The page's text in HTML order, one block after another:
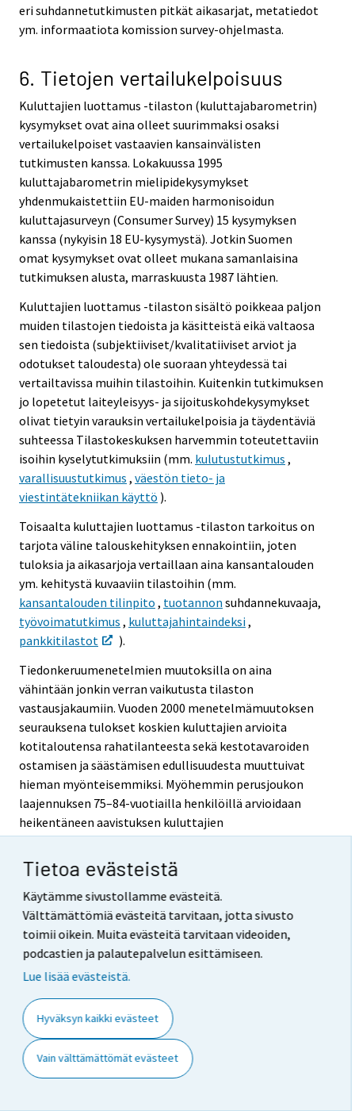
Tietoa evästeistä
Käytämme sivustollamme evästeitä.
Välttämättömiä evästeitä tarvitaan, jotta sivusto
toimii oikein. Muita evästeitä tarvitaan videoiden,
podcastien ja palautepalvelun esittämiseen.
Lue lisää evästeistä.
Hyväksyn kaikki evästeet
Vain välttämättömät evästeet
eri suhdannetutkimusten pitkät aikasarjat, metatiedot
ym. informaatiota komission survey-ohjelmasta.
6. Tietojen vertailukelpoisuus
Kuluttajien luottamus -tilaston (kuluttajabarometrin)
kysymykset ovat aina olleet suurimmaksi osaksi
vertailukelpoiset vastaavien kansainvälisten
tutkimusten kanssa. Lokakuussa 1995
kuluttajabarometrin mielipidekysymykset
yhdenmukaistettiin EU-maiden harmonisoidun
kuluttajasurveyn (Consumer Survey) 15 kysymyksen
kanssa (nykyisin 18 EU-kysymystä). Jotkin Suomen
omat kysymykset ovat olleet mukana samanlaisina
tutkimuksen alusta, marraskuusta 1987 lähtien.
Kuluttajien luottamus -tilaston sisältö poikkeaa paljon
muiden tilastojen tiedoista ja käsitteistä eikä valtaosa
sen tiedoista (subjektiiviset/kvalitatiiviset arviot ja
odotukset taloudesta) ole suoraan yhteydessä tai
vertailtavissa muihin tilastoihin. Kuitenkin tutkimuksen
jo lopetetut laiteyleisyys- ja sijoituskohdekysymykset
olivat tietyin varauksin vertailukelpoisia ja täydentäviä
suhteessa Tilastokeskuksen harvemmin toteutettaviin
isoihin kyselytutkimuksiin (mm. kulutustutkimus ,
varallisuustutkimus , väestön tieto- ja
viestintätekniikan käyttö ).
Toisaalta kuluttajien luottamus -tilaston tarkoitus on
tarjota väline talouskehityksen ennakointiin, joten
tuloksia ja aikasarjoja vertaillaan aina kansantalouden
ym. kehitystä kuvaaviin tilastoihin (mm.
kansantalouden tilinpito , tuotannon suhdannekuvaaja,
työvoimatutkimus , kuluttajahintaindeksi,
pankkitilastot
).
Tiedonkeruumenetelmien muutoksilla on aina
vähintään jonkin verran vaikutusta tilaston
vastausjakaumiin. Vuoden 2000 menetelmämuutoksen
seurauksena tulokset koskien kuluttajien arvioita
kotitaloutensa rahatilanteesta sekä kestotavaroiden
ostamisen ja säästämisen edullisuudesta muuttuivat
hieman myönteisemmiksi. Myöhemmin perusjoukon
laajennuksen 75–84-vuotiailla henkilöillä arvioidaan
heikentäneen aavistuksen kuluttajien
luottamusindikaattorin arvoa tammikuusta 2012
alkaen.
Merkittävin muutos kuluttajien luottamus -tilaston
menetelmissä tapahtui toukokuussa 2019. Tällöin
siirryttiin ns. yhdistelmätiedonkeruuseen (itse
täytettävä verkkolomake ja puhelinhaastattelut) ja
paneeliasetelmaan. Lisäksi perusjoukkoa supistettiin
18–74-vuotiaisiin, painotusta uudistettiin, tietosisältöä
kevennettiin huomattavasti ja kaikista kysymyksistä
tehtiin henkilökohtaisia eli vain vastaajaa itseään
koskevia (aiemmin monet kysymykset olivat koko
kotitalouteen kohdistuvia). Näillä muutoksilla oli
odotetusti kysymyksestä riippuen vaihtelevan suuruista